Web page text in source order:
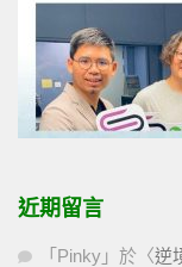
近期留言
「 Pinky 」於〈逆